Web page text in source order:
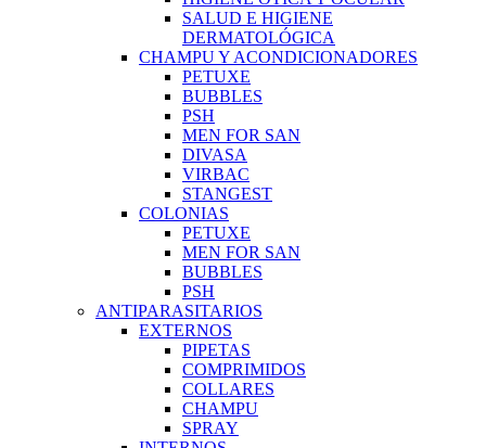
SALUD E HIGIENE
DERMATOLÓGICA
CHAMPU Y ACONDICIONADORES
PETUXE
BUBBLES
PSH
MEN FOR SAN
DIVASA
VIRBAC
STANGEST
COLONIAS
PETUXE
MEN FOR SAN
BUBBLES
PSH
ANTIPARASITARIOS
EXTERNOS
PIPETAS
COMPRIMIDOS
COLLARES
CHAMPU
SPRAY